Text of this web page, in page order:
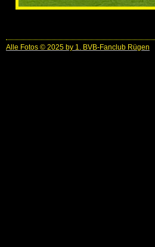
Alle Fotos © 2025 by 1. BVB-Fanclub Rügen